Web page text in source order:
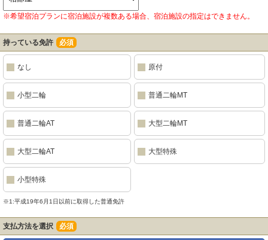
※希望宿泊プランに宿泊施設が複数ある場合、宿泊施設の指定はできません。
持っている免許 必須
なし 原付
小型二輪 普通二輪MT
普通二輪AT 大型二輪MT
大型二輪AT 大型特殊
小型特殊
※1:平成19年6月1日以前に取得した普通免許
支払方法を選択 必須